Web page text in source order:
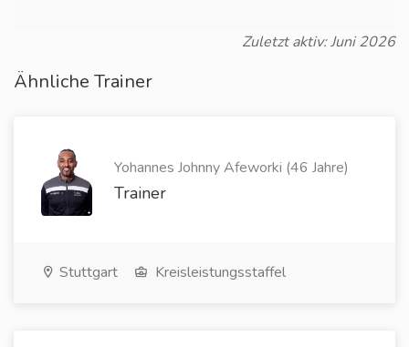
Zuletzt aktiv: Juni 2026
Ähnliche Trainer
Yohannes Johnny Afeworki (46 Jahre)
Trainer
Stuttgart Kreisleistungsstaffel